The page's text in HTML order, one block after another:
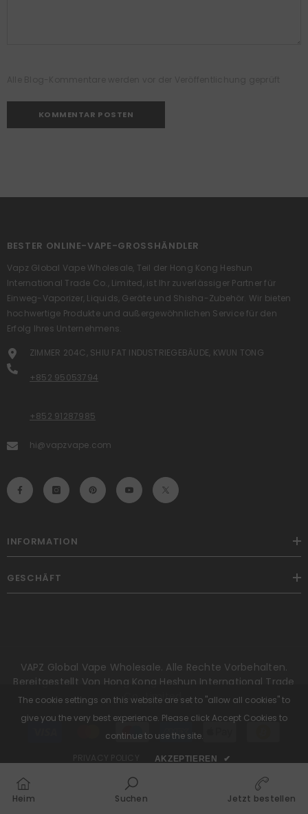
BESTER ONLINE-VAPE-GROSSHÄNDLER
Vapz Global Vape Wholesale, Teil der Hong Kong Heshun
International Trade Co., Limited, ist Ihr zuverlässiger Partner für
Einweg-Vaporizer, Liquids, Geräte und Shisha-Zubehör. Wir bieten
hochwertige Produkte und außergewöhnlichen Service für den
Erfolg Ihres Unternehmens.
ZIMMER 204C, SHIU FAT INDUSTRIEGEBÄUDE, KWUN TONG
+852 95053794
+852 91287985
hi@vapzvape.com
INFORMATION
GESCHÄFT
VAPZ Global Vape Wholesale. Alle Rechte Vorbehalten.
Bereitgestellt Von Hong Kong Heshun International Trade
Co., Limited.
Zahlungsmethoden
Heim Suchen Jetzt bestellen
The cookie settings on this website are set to "allow all cookies" to
give you the very best experience. Please click Accept Cookies to
continue to use the site.
AKZEPTIEREN ✔